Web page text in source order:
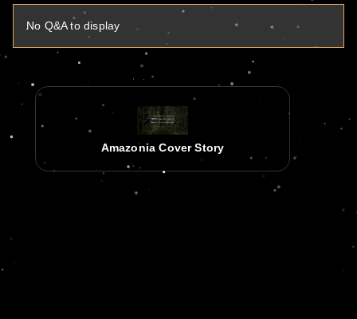
No Q&A to display
Amazonia Cover Story